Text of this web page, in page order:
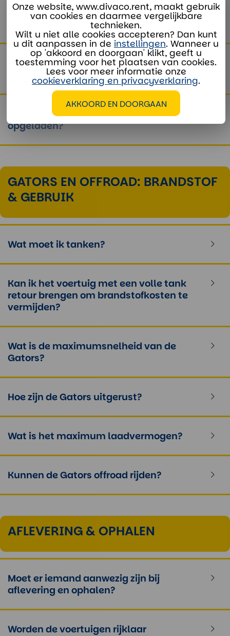
Wat is de maximumsnelheid van de
golfkarren?
Wat is het maximale laadvermogen van
de laadbak?
Hoe moeten de batterijen worden
opgeladen?
GATORS EN OFFROAD: BRANDSTOF
& GEBRUIK
Wat moet ik tanken?
Kan ik het voertuig met een volle tank
retour brengen om brandstofkosten te
vermijden?
Wat is de maximumsnelheid van de
Gators?
Hoe zijn de Gators uitgerust?
Wat is het maximum laadvermogen?
Kunnen de Gators offroad rijden?
AFLEVERING & OPHALEN
Moet er iemand aanwezig zijn bij
aflevering en ophalen?
Worden de voertuigen rijklaar
Onze website, www.divaco.rent, maakt gebruik
van cookies en daarmee vergelijkbare
technieken.
Wilt u niet alle cookies accepteren? Dan kunt
u dit aanpassen in de instellingen. Wanneer u
op 'akkoord en doorgaan' klikt, geeft u
toestemming voor het plaatsen van cookies.
Lees voor meer informatie onze
cookieverklaring en privacyverklaring.
AKKOORD EN DOORGAAN